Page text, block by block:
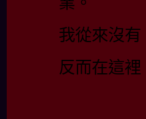
我從來沒
反而在這